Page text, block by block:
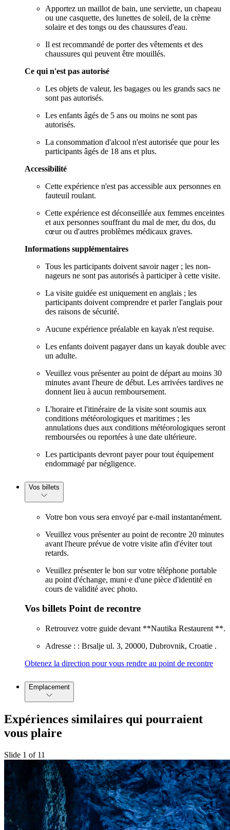
Apportez un maillot de bain, une serviette, un chapeau
ou une casquette, des lunettes de soleil, de la crème
solaire et des tongs ou des chaussures d'eau.
Il est recommandé de porter des vêtements et des
chaussures qui peuvent être mouillés.
Ce qui n'est pas autorisé
Les objets de valeur, les bagages ou les grands sacs ne
sont pas autorisés.
Les enfants âgés de 5 ans ou moins ne sont pas
autorisés.
La consommation d'alcool n'est autorisée que pour les
participants âgés de 18 ans et plus.
Accessibilité
Cette expérience n'est pas accessible aux personnes en
fauteuil roulant.
Cette expérience est déconseillée aux femmes enceintes
et aux personnes souffrant du mal de mer, du dos, du
cœur ou d'autres problèmes médicaux graves.
Informations supplémentaires
Tous les participants doivent savoir nager ; les non-
nageurs ne sont pas autorisés à participer à cette visite.
La visite guidée est uniquement en anglais ; les
participants doivent comprendre et parler l'anglais pour
des raisons de sécurité.
Aucune expérience préalable en kayak n'est requise.
Les enfants doivent pagayer dans un kayak double avec
un adulte.
Veuillez vous présenter au point de départ au moins 30
minutes avant l'heure de début. Les arrivées tardives ne
donnent lieu à aucun remboursement.
L'horaire et l'itinéraire de la visite sont soumis aux
conditions météorologiques et maritimes ; les
annulations dues aux conditions météorologiques seront
remboursées ou reportées à une date ultérieure.
Les participants devront payer pour tout équipement
endommagé par négligence.
Vos billets
Votre bon vous sera envoyé par e-mail instantanément.
Veuillez vous présenter au point de recontre 20 minutes
avant l'heure prévue de votre visite afin d'éviter tout
retards.
Veuillez présenter le bon sur votre téléphone portable
au point d'échange, muni·e d'une pièce d'identité en
cours de validité avec photo.
Vos billets Point de recontre
Retrouvez votre guide devant **Nautika Restaurent **.
Adresse : : Brsalje ul. 3, 20000, Dubrovnik, Croatie .
Obtenez la direction pour vous rendre au point de recontre
Emplacement
Expériences similaires qui pourraient
vous plaire
Slide 1 of 11